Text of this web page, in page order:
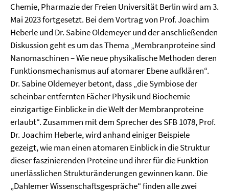
Chemie, Pharmazie der Freien Universität Berlin wird am 3.
Mai 2023 fortgesetzt. Bei dem Vortrag von Prof. Joachim
Heberle und Dr. Sabine Oldemeyer und der anschließenden
Diskussion geht es um das Thema „Membranproteine sind
Nanomaschinen – Wie neue physikalische Methoden deren
Funktionsmechanismus auf atomarer Ebene aufklären“.
Dr. Sabine Oldemeyer betont, dass „die Symbiose der
scheinbar entfernten Fächer Physik und Biochemie
einzigartige Einblicke in die Welt der Membranproteine
erlaubt“. Zusammen mit dem Sprecher des SFB 1078, Prof.
Dr. Joachim Heberle, wird anhand einiger Beispiele
gezeigt, wie man einen atomaren Einblick in die Struktur
dieser faszinierenden Proteine und ihrer für die Funktion
unerlässlichen Strukturänderungen gewinnen kann. Die
„Dahlemer Wissenschaftsgespräche“ finden alle zwei